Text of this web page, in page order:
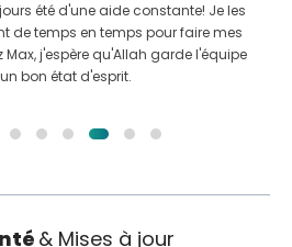
été d'une aide constante! Je les
de temps en temps pour faire mes
j'espère qu'Allah garde l'équipe
bon état d'esprit.
& Mises à jour